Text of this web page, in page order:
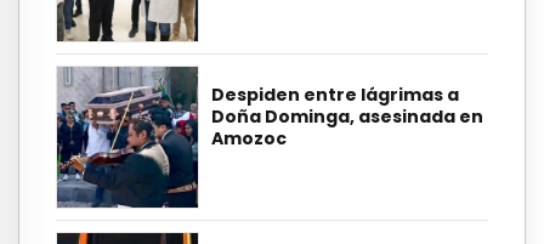
Despiden entre lágrimas a
Doña Dominga, asesinada en
Amozoc